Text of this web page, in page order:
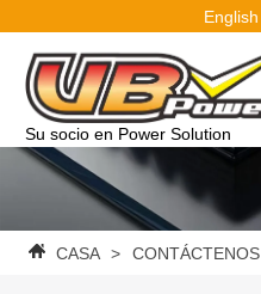
English
Su socio en Power Solution
CASA > CONTÁCTENOS